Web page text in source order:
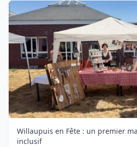
Willaupuis en Fête : un premier
inclusif